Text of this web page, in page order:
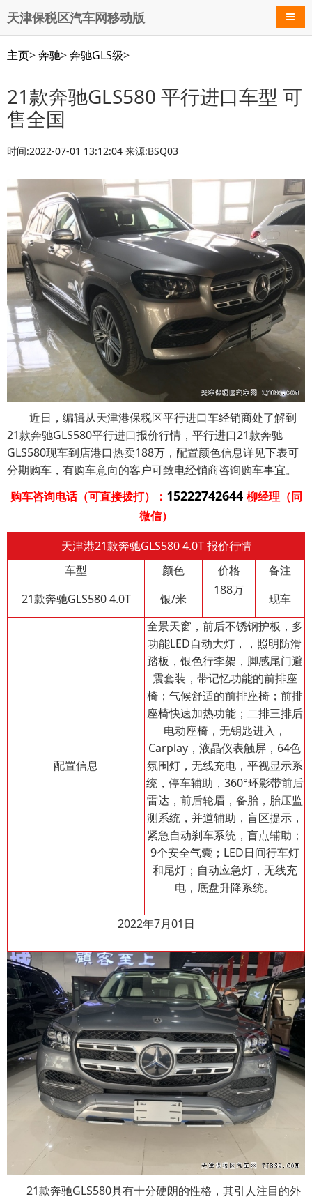
天津保税区汽车网移动版 导航
主页>奔驰>奔驰GLS级>
21款奔驰GLS580 平行进口车型 可
售全国
时间:2022-07-01 13:12:04 来源:BSQ03
近日，编辑从天津港保税区平行进口车经销商处了解到
21款奔驰GLS580平行进口报价行情，平行进口21款奔驰
GLS580现车到店港口热卖188万，配置颜色信息详见下表可
分期购车，有购车意向的客户可致电经销商咨询购车事宜。
购车咨询电话（可直接拨打）： 15222742644 柳经理（同
微信）
天津港21款奔驰GLS580 4.0T 报价行情
车型
颜色 价格
备注
21款奔驰GLS580 4.0T
银/米
188万
现车
配置信息
全景天窗，前后不锈钢护板，多
功能LED自动大灯，，照明防滑
踏板，银色行李架，脚感尾门避
震套装，带记忆功能的前排座
椅；气候舒适的前排座椅；前排
座椅快速加热功能；二排三排后
电动座椅，无钥匙进入，
Carplay，液晶仪表触屏，64色
氛围灯，无线充电，平视显示系
统，停车辅助，360°环影带前后
雷达，前后轮眉，备胎，胎压监
测系统，并道辅助，盲区提示，
紧急自动刹车系统，盲点辅助；
9个安全气囊；LED日间行车灯
和尾灯；自动应急灯，无线充
电，底盘升降系统。
2022年7月01日
21款奔驰GLS580具有十分硬朗的性格，其引人注目的外